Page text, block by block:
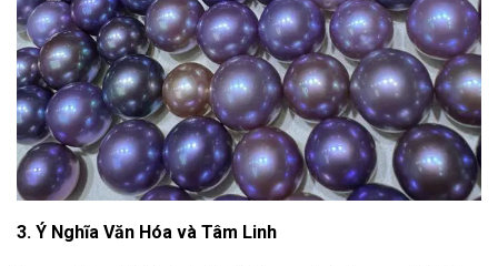
3. Ý Nghĩa Văn Hóa và Tâm Linh